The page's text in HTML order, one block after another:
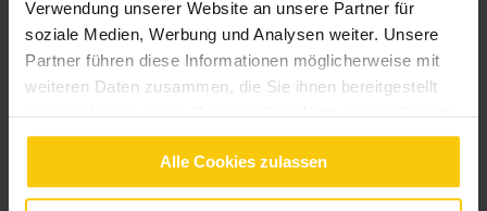
Verwendung unserer Website an unsere Partner für
soziale Medien, Werbung und Analysen weiter. Unsere
Partner führen diese Informationen möglicherweise mit
weiteren Daten zusammen, die Sie ihnen bereitgestellt
haben oder die sie im Rahmen Ihrer Nutzung der Dienste
gesammelt haben.
Alle Cookies zulassen